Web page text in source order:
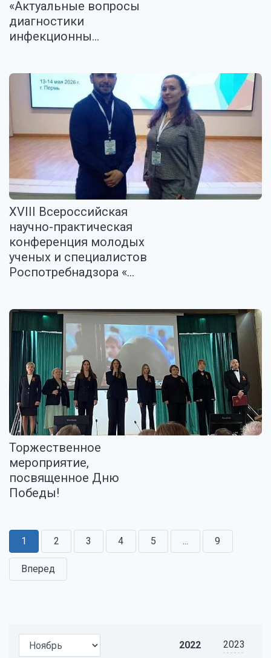
2022 2023
«Актуальные вопросы
диагностики
инфекционны...
XVIII Всероссийская
научно-практическая
конференция молодых
ученых и специалистов
Роспотребнадзора «...
Торжественное
мероприятие,
посвященное Дню
Победы!
1 2 3 4 5 ... 9
Вперед